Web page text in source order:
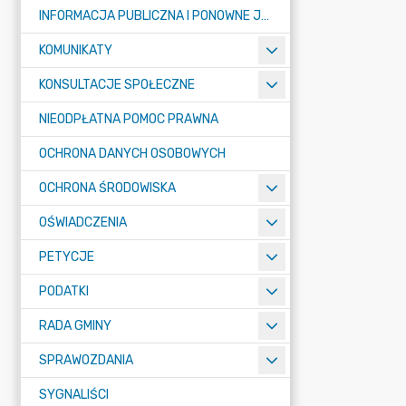
INFORMACJA PUBLICZNA I PONOWNE JEJ WYKORZYSTYWANIE
KOMUNIKATY
KONSULTACJE SPOŁECZNE
NIEODPŁATNA POMOC PRAWNA
OCHRONA DANYCH OSOBOWYCH
OCHRONA ŚRODOWISKA
OŚWIADCZENIA
PETYCJE
PODATKI
RADA GMINY
SPRAWOZDANIA
SYGNALIŚCI